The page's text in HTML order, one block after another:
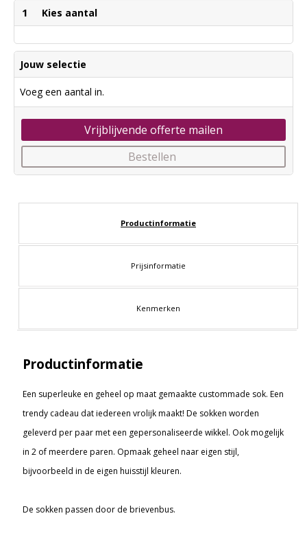
1 Kies aantal
Jouw selectie
Voeg een aantal in.
Vrijblijvende offerte mailen
Bestellen
Productinformatie
Prijsinformatie
Kenmerken
Productinformatie
Een superleuke en geheel op maat gemaakte custommade sok. Een
trendy cadeau dat iedereen vrolijk maakt! De sokken worden
geleverd per paar met een gepersonaliseerde wikkel. Ook mogelijk
in 2 of meerdere paren. Opmaak geheel naar eigen stijl,
bijvoorbeeld in de eigen huisstijl kleuren.
De sokken passen door de brievenbus.